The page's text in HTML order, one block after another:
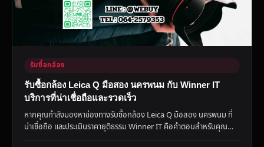
รับซื้อกล้อง
รับซื้อกล้อง Leica Q มือสอง นครพนม กับ Winner IT
บริการที่น่าเชื่อถือและรวดเร็ว
หากคุณกำลังมองหาช่องทางรับซื้อกล้อง Leica Q มือสอง นครพนม ที่
น่าเชื่อถือ และประเมินราคายุติธรรม Winner IT คือคำตอบสำหรับคุณ
ด...